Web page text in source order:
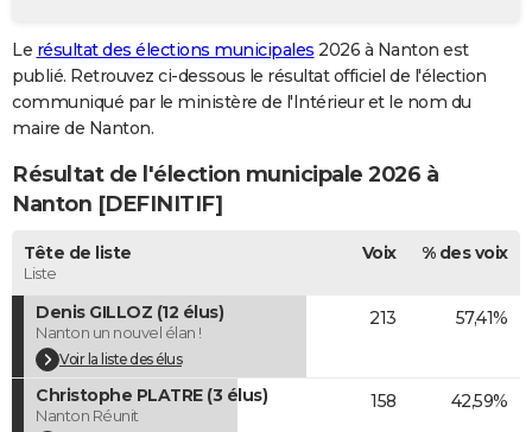
GUIDES D'ACHAT
BONS PLANS
CARTE DE VOEUX
Carte de Noël
Carte Bonne année
Carte Saint-Valentin
Carte Pâques
Carte d'anniversaire
DICTIONNAIRE
Dictionnaire
Biographies
Citations
Expressions
Proverbes
PROGRAMME TV
COPAINS D'AVANT
S'inscrire
Se connecter
Lycées
Collèges
Primaires
Universités
Entreprises
Service militaire
Avis de recherche
AVIS DE DÉCÈS
FORUM
Le résultat des élections municipales 2026 à Nanton est
publié. Retrouvez ci-dessous le résultat officiel de l'élection
communiqué par le ministère de l'Intérieur et le nom du
maire de Nanton.
Résultat de l'élection municipale 2026 à
Nanton [DEFINITIF]
Tête de liste
Liste
Voix % des voix
Denis GILLOZ (12 élus)
Nanton un nouvel élan !
Voir la liste des élus
213 57,41%
Christophe PLATRE (3 élus)
Nanton Réunit
158 42,59%